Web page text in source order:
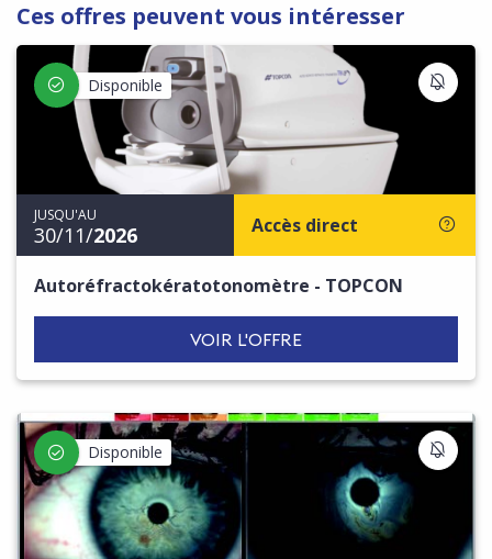
Ces offres peuvent vous intéresser
Disponible
JUSQU'AU
30/11/2026 Accès direct
Autoréfractokératotonomètre - TOPCON
VOIR L'OFFRE
Disponible